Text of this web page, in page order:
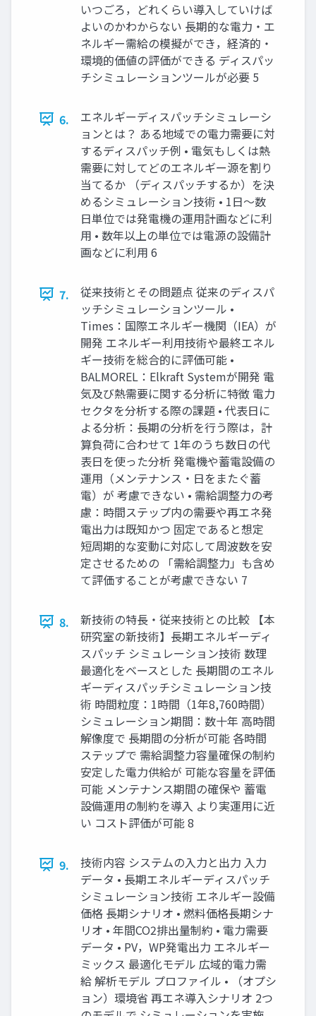
いつごろ，どれくらい導入していけば
よいのかわからない 長期的な電力・エ
ネルギー需給の模擬ができ，経済的・
環境的価値の評価ができる ディスパッ
チシミュレーションツールが必要 5
6.
エネルギーディスパッチシミュレーシ
ョンとは？ ある地域での電力需要に対
するディスパッチ例 • 電気もしくは熱
需要に対してどのエネルギー源を割り
当てるか （ディスパッチするか）を決
めるシミュレーション技術 • 1日～数
日単位では発電機の運用計画などに利
用 • 数年以上の単位では電源の設備計
画などに利用 6
7.
従来技術とその問題点 従来のディスパ
ッチシミュレーションツール •
Times：国際エネルギー機関（IEA）が
開発 エネルギー利用技術や最終エネル
ギー技術を総合的に評価可能 •
BALMOREL：Elkraft Systemが開発 電
気及び熱需要に関する分析に特徴 電力
セクタを分析する際の課題 • 代表日に
よる分析：長期の分析を行う際は，計
算負荷に合わせて 1年のうち数日の代
表日を使った分析 発電機や蓄電設備の
運用（メンテナンス・日をまたぐ蓄
電）が 考慮できない • 需給調整力の考
慮：時間ステップ内の需要や再エネ発
電出力は既知かつ 固定であると想定
短周期的な変動に対応して周波数を安
定させるための 「需給調整力」も含め
て評価することが考慮できない 7
8.
新技術の特長・従来技術との比較 【本
研究室の新技術】長期エネルギーディ
スパッチ シミュレーション技術 数理
最適化をベースとした 長期間のエネル
ギーディスパッチシミュレーション技
術 時間粒度：1時間（1年8,760時間）
シミュレーション期間：数十年 高時間
解像度で 長期間の分析が可能 各時間
ステップで 需給調整力容量確保の制約
安定した電力供給が 可能な容量を評価
可能 メンテナンス期間の確保や 蓄電
設備運用の制約を導入 より実運用に近
い コスト評価が可能 8
9.
技術内容 システムの入力と出力 入力
データ • 長期エネルギーディスパッチ
シミュレーション技術 エネルギー設備
価格 長期シナリオ • 燃料価格長期シナ
リオ • 年間CO2排出量制約 • 電力需要
データ • PV，WP発電出力 エネルギー
ミックス 最適化モデル 広域的電力需
給 解析モデル プロファイル • （オプシ
ョン）環境省 再エネ導入シナリオ 2つ